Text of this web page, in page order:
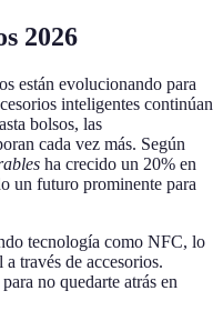
2026
están evolucionando para
inteligentes continúan
bolsos, las
cada vez más. Según
ha crecido un 20% en
un futuro prominente para
tecnología como NFC, lo
través de accesorios.
no quedarte atrás en